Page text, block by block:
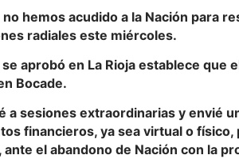
hemos acudido a la Nación para
radiales este miércoles.
se aprobó en La Rioja establece que
Bocade.
a sesiones extraordinarias y envié
financieros, ya sea virtual o físico,
el abandono de Nación con la